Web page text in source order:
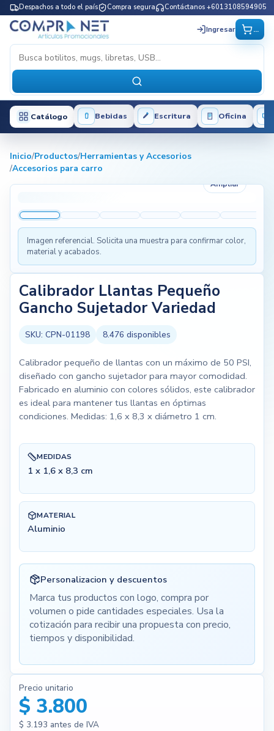
Despachos a todo el país Compra segura Contáctanos +6013108594905
Ingresar ...
Catálogo Bebidas Escritura Oficina
Inicio/Productos/Herramientas y Accesorios
/Accesorios para carro
Ampliar
Imagen referencial. Solicita una muestra para confirmar color,
material y acabados.
Calibrador Llantas Pequeño
Gancho Sujetador Variedad
SKU: CPN-01198 8.476 disponibles
Calibrador pequeño de llantas con un máximo de 50 PSI,
diseñado con gancho sujetador para mayor comodidad.
Fabricado en aluminio con colores sólidos, este calibrador
es ideal para mantener tus llantas en óptimas
condiciones. Medidas: 1,6 x 8,3 x diámetro 1 cm.
MEDIDAS
1 x 1,6 x 8,3 cm
MATERIAL
Aluminio
Personalizacion y descuentos
Marca tus productos con logo, compra por
volumen o pide cantidades especiales. Usa la
cotización para recibir una propuesta con precio,
tiempos y disponibilidad.
Precio unitario
$ 3.800
$ 3.193 antes de IVA